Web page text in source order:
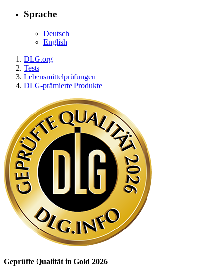
Sprache
Deutsch
English
DLG.org
Tests
Lebensmittelprüfungen
DLG-prämierte Produkte
Geprüfte Qualität in Gold 2026